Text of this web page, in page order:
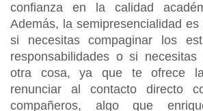
confianza en la calidad
Además, la semipresencialidad
si necesitas compaginar los
responsabilidades o si
otra cosa, ya que te ofrece
renunciar al contacto directo
compañeros, algo que